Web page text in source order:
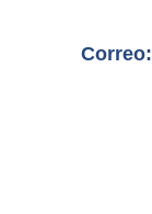
Correo: